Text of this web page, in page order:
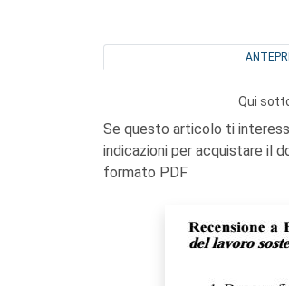
Qui
Se questo articolo ti
indicazioni per acquistare il
formato PDF